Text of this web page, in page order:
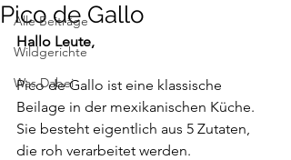
Alle Beiträge
Wildgerichte
Was Dabei
Pico de Gallo
Hallo Leute,
Pico de Gallo ist eine klassische
Beilage in der mexikanischen Küche.
Sie besteht eigentlich aus 5 Zutaten,
die roh verarbeitet werden.